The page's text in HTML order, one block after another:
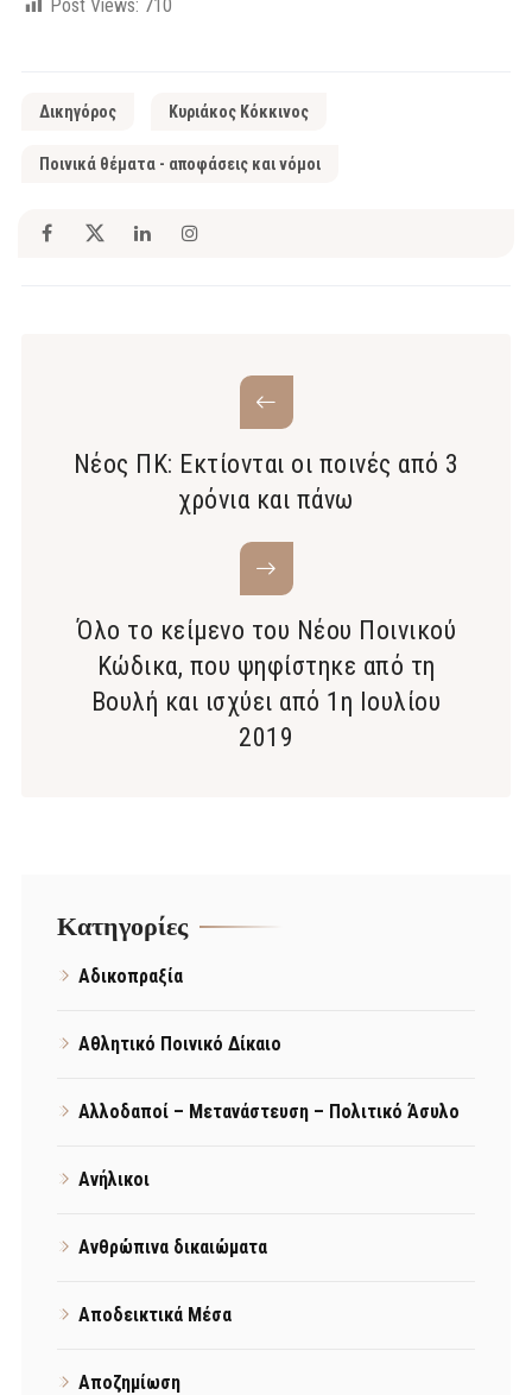
Post Views: 710
Δικηγόρος Κυριάκος Κόκκινος
Ποινικά θέματα - αποφάσεις και νόμοι
Νέος ΠΚ: Εκτίονται οι ποινές από 3
χρόνια και πάνω
Όλο το κείμενο του Νέου Ποινικού
Κώδικα, που ψηφίστηκε από τη
Βουλή και ισχύει από 1η Ιουλίου
2019
Kατηγορίες
Αδικοπραξία
Αθλητικό Ποινικό Δίκαιο
Αλλοδαποί – Μετανάστευση – Πολιτικό Άσυλο
Ανήλικοι
Ανθρώπινα δικαιώματα
Αποδεικτικά Μέσα
Αποζημίωση